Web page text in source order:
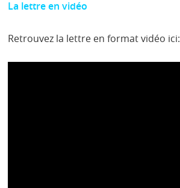
La lettre en vidéo
Retrouvez la lettre en format vidéo ici: